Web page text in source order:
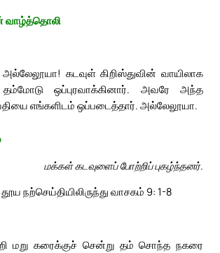
வாழ்த்தொலி
கடவுள் கிறிஸ்துவின் வாயிலாக
ஒப்புரவாக்கினார். அவரே அந்த
எங்களிடம் ஒப்படைத்தார். அல்லேலூயா.
மக்கள் கடவுளைப் போற்றிப் புகழ்ந்தனர்.
நற்செய்தியிலிருந்து வாசகம் 9: 1-8
மறு கரைக்குச் சென்று தம் சொந்த நகரை